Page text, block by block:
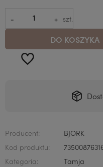
+
- szt.
DO KOSZYKA
Producent:
BJORK
Kod produktu:
Kategoria:
Tamja